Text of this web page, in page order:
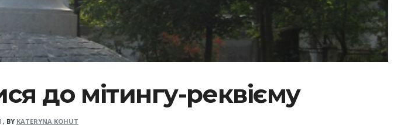
до мітингу-реквієму
, BY KATERYNA KOHUT